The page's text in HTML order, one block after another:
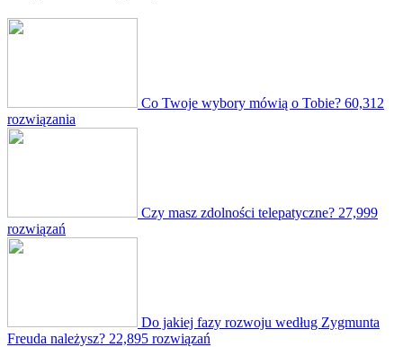
Co Twoje wybory mówią o Tobie? 60,312
rozwiązania
Czy masz zdolności telepatyczne? 27,999
rozwiązań
Do jakiej fazy rozwoju według Zygmunta
Freuda należysz? 22,895 rozwiązań